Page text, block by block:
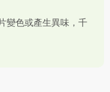
變色或產生異味，千